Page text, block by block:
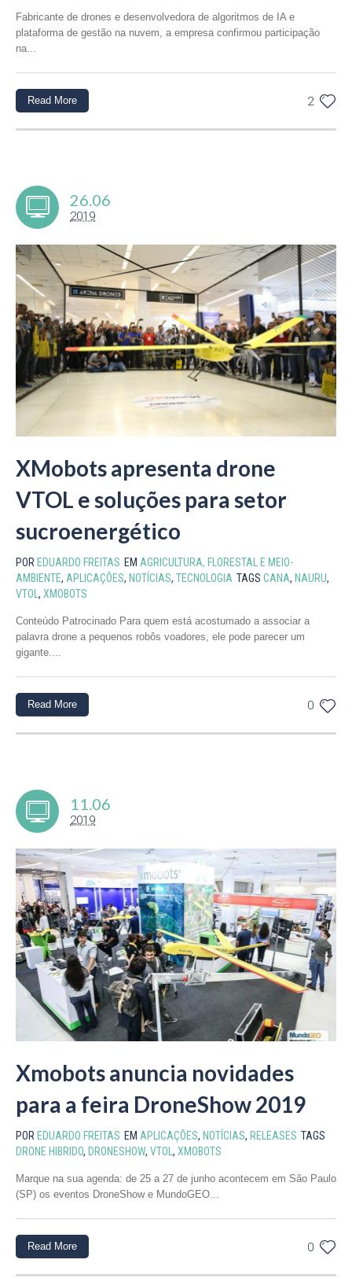
Fabricante de drones e desenvolvedora de algoritmos de IA e
plataforma de gestão na nuvem, a empresa confirmou participação
na...
2
Read More
26.06
2019
XMobots apresenta drone
VTOL e soluções para setor
sucroenergético
POR EDUARDO FREITAS EM AGRICULTURA, FLORESTAL E MEIO-
AMBIENTE, APLICAÇÕES, NOTÍCIAS, TECNOLOGIA TAGS CANA, NAURU,
VTOL , XMOBOTS
Conteúdo Patrocinado Para quem está acostumado a associar a
palavra drone a pequenos robôs voadores, ele pode parecer um
gigante....
0
Read More
11.06
2019
Xmobots anuncia novidades
para a feira DroneShow 2019
POR EDUARDO FREITAS EM APLICAÇÕES, NOTÍCIAS, RELEASES TAGS
DRONE HIBRIDO, DRONESHOW, VTOL , XMOBOTS
Marque na sua agenda: de 25 a 27 de junho acontecem em São Paulo
(SP) os eventos DroneShow e MundoGEO...
0
Read More